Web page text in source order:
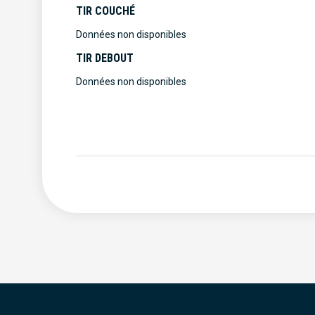
TIR COUCHÉ
Données non disponibles
TIR DEBOUT
Données non disponibles